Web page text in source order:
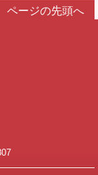
ページの先頭へ